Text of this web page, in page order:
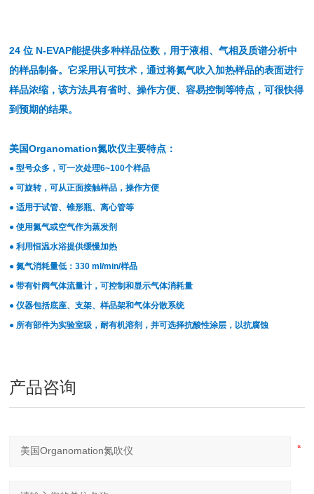
24 位 N-EVAP能提供多种样品位数，用于液相、气相及质谱分析中
的样品制备。它采用认可技术，通过将氮气吹入加热样品的表面进行
样品浓缩，该方法具有省时、操作方便、容易控制等特点，可很快得
到预期的结果。
美国Organomation氮吹仪主要特点：
● 型号众多，可一次处理6~100个样品
● 可旋转，可从正面接触样品，操作方便
● 适用于试管、锥形瓶、离心管等
● 使用氮气或空气作为蒸发剂
● 利用恒温水浴提供缓慢加热
● 氮气消耗量低：330 ml/min/样品
● 带有针阀气体流量计，可控制和显示气体消耗量
● 仪器包括底座、支架、样品架和气体分散系统
● 所有部件为实验室级，耐有机溶剂，并可选择抗酸性涂层，以抗腐蚀
产品咨询